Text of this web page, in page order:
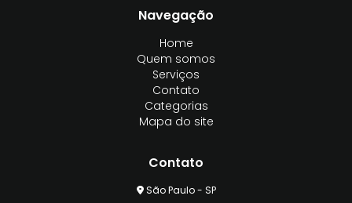
Navegação
Home
Quem somos
Serviços
Contato
Categorias
Mapa do site
Contato
São Paulo - SP